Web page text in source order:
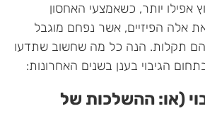
אפילו יותר, כשאמצעי האחסון
את אלה הפיזיים, אשר נפחם מוגבל
תקלות. הנה כל מה שחשוב שתדעו
הגיבוי בענן בשנים האחרונות:
(או: ההשלכות של